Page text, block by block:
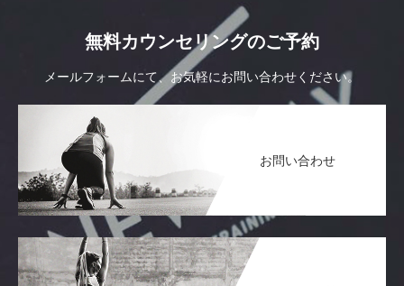
無料カウンセリングのご予約
メールフォームにて、お気軽にお問い合わせください。
お問い合わせ